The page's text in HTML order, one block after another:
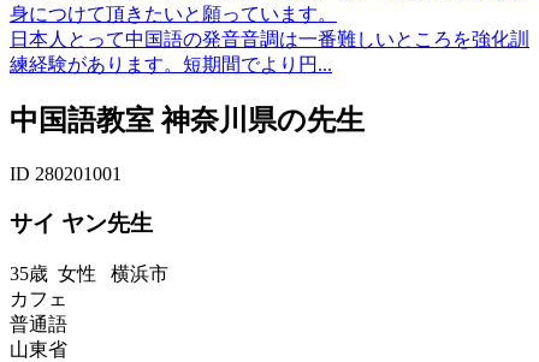
身につけて頂きたいと願っています。
日本人とって中国語の発音音調は一番難しいところを強化訓
練経験があります。短期間でより円...
中国語教室 神奈川県の先生
ID 280201001
サイ ヤン先生
35歳 女性 横浜市
カフェ
普通語
山東省